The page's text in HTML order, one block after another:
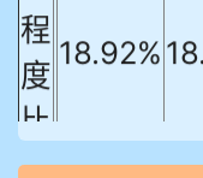
程
度
比
例
18.92%